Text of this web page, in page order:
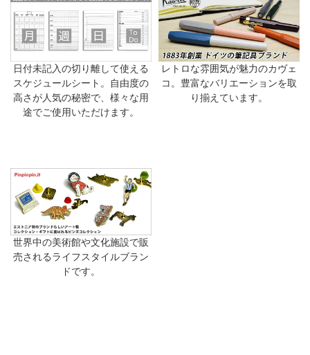
日付未記入の切り離して使える
スケジュールシート。自由度の
高さが人気の秘密で、様々な用
途でご使用いただけます。
レトロな雰囲気が魅力のカヴェ
コ。豊富なバリエーションを取
り揃えています。
世界中の美術館や文化施設で販
売されるライフスタイルブラン
ドです。